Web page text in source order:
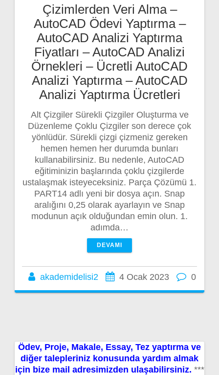
Çizimlerden Veri Alma –
AutoCAD Ödevi Yaptırma –
AutoCAD Analizi Yaptırma
Fiyatları – AutoCAD Analizi
Örnekleri – Ücretli AutoCAD
Analizi Yaptırma – AutoCAD
Analizi Yaptırma Ücretleri
Alt Çizgiler Sürekli Çizgiler Oluşturma ve
Düzenleme Çoklu Çizgiler son derece çok
yönlüdür. Sürekli çizgi çizmeniz gereken
hemen hemen her durumda bunları
kullanabilirsiniz. Bu nedenle, AutoCAD
eğitiminizin başlarında çoklu çizgilerde
ustalaşmak isteyeceksiniz. Parça Çözümü 1.
PART14 adlı yeni bir dosya açın. Snap
aralığını 0,25 olarak ayarlayın ve Snap
modunun açık olduğundan emin olun. 1.
adımda…
DEVAMI
akademidelisi2 4 Ocak 2023 0
Ödev, Proje, Makale, Essay, Tez yaptırma ve
diğer talepleriniz konusunda yardım almak
için bize mail adresimizden ulaşabilirsiniz. ***